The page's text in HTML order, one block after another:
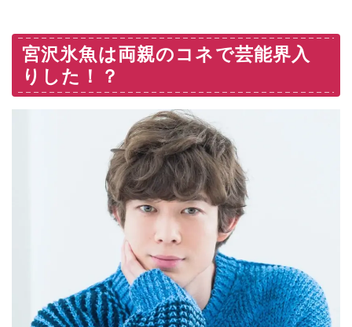
宮沢氷魚は両親のコネで芸能界入
りした！？